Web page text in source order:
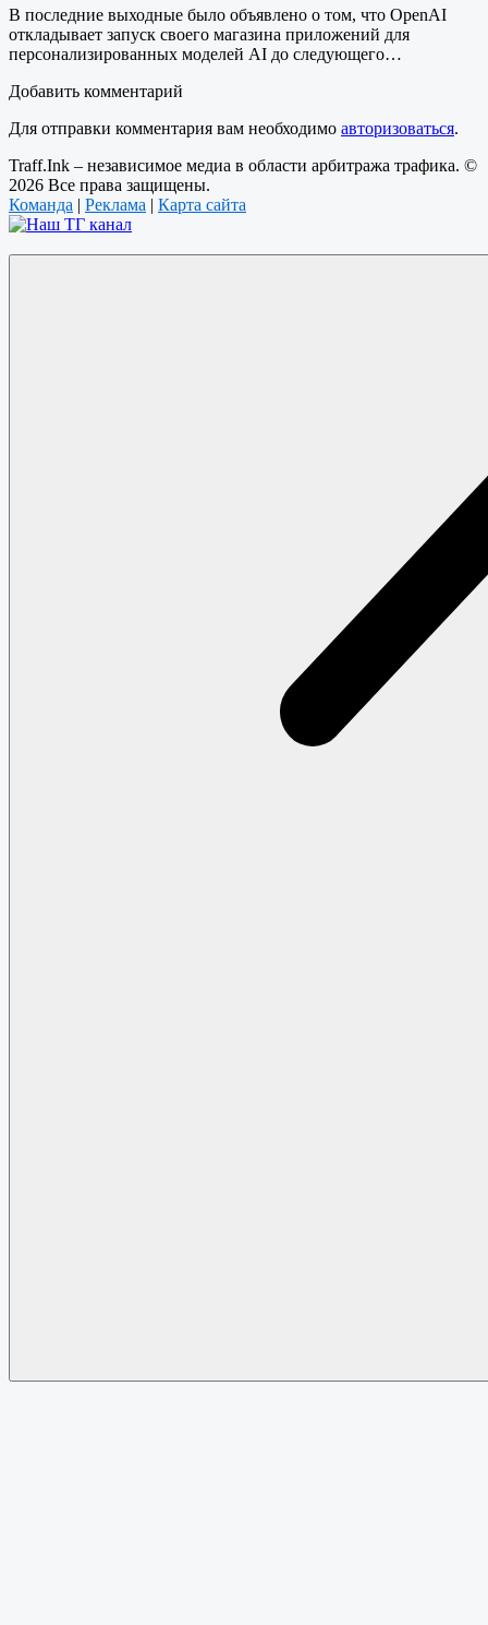
В последние выходные было объявлено о том, что OpenAI
откладывает запуск своего магазина приложений для
персонализированных моделей AI до следующего…
Добавить комментарий
Для отправки комментария вам необходимо авторизоваться.
Traff.Ink – независимое медиа в области арбитража трафика. ©
2026 Все права защищены.
Команда | Реклама | Карта сайта